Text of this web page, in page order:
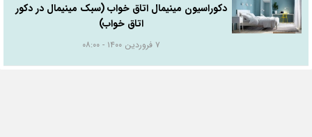
دکوراسیون مینیمال اتاق خواب (سبک مینیمال در دکور
اتاق خواب)